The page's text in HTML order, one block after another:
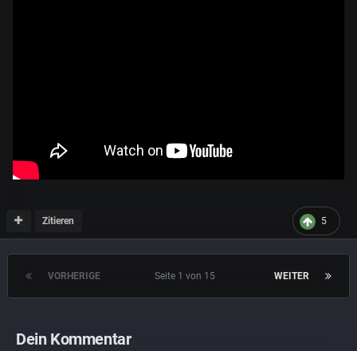
5
Zitieren
VORHERIGE WEITER
Seite 1 von 15
Dein Kommentar